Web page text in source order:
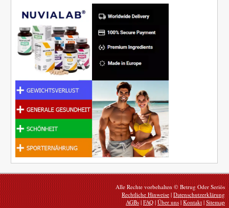
Alle Rechte vorbehalten © Betrug Oder Seriös
Rechtliche Hinweise|Datenschutzerklärung
AGBs|FAQ|Über uns|Kontakt|Sitemap